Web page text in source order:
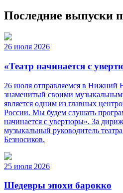
Последние выпуски
26 июля 2026
«Театр начинается с
26 июля отправляемся в Нижний
знаменитый своими
является одним из главных
России. Мы будем слушать
начинается с увертюры». За
музыкальный руководитель
Безносиков.
25 июля 2026
Шедевры эпохи барокко